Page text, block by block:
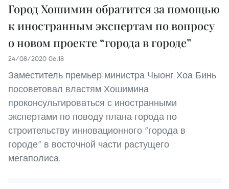
Город Хошимин обратится за помощью
к иностранным экспертам по вопросу
о новом проекте “города в городе”
24/08/2020 06:18
Заместитель премьер-министра Чыонг Хоа Бинь
посоветовал властям Хошимина
проконсультироваться с иностранными
экспертами по поводу плана города по
строительству инновационного “города в
городе” в восточной части растущего
мегаполиса.